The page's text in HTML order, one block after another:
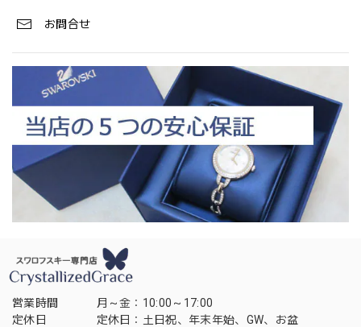
お問合せ
営業時間
月～金：10:00～17:00
定休日
定休日：土日祝、年末年始、GW、お盆